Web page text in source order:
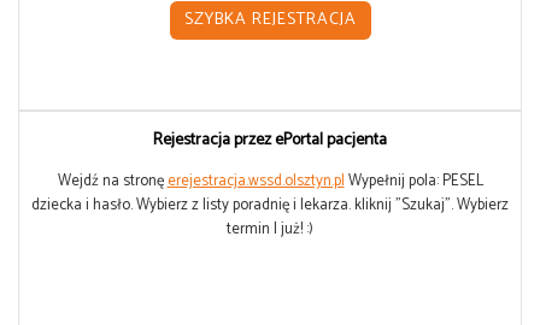
SZYBKA REJESTRACJA
Rejestracja przez ePortal pacjenta
Wejdź na stronęerejestracja.wssd.olsztyn.plWypełnij pola: PESEL
dziecka i hasło. Wybierz z listy poradnię i lekarza. kliknij "Szukaj". Wybierz
termin I już! :)